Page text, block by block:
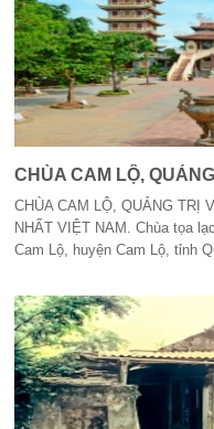
CHÙA CAM LỘ,
CHÙA CAM LỘ, QUẢNG TRỊ
NHẤT VIỆT NAM. Chùa tọa
Cam Lộ, huyện Cam Lộ, tỉnh